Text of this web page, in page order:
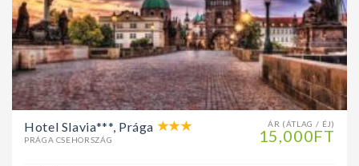
ÁR (ÁTLAG / ÉJ)
15,000FT
Hotel Slavia***, Prága
PRÁGA CSEHORSZÁG